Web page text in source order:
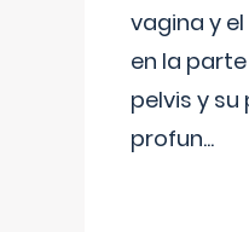
vagina y
en la
pelvis y
profun...